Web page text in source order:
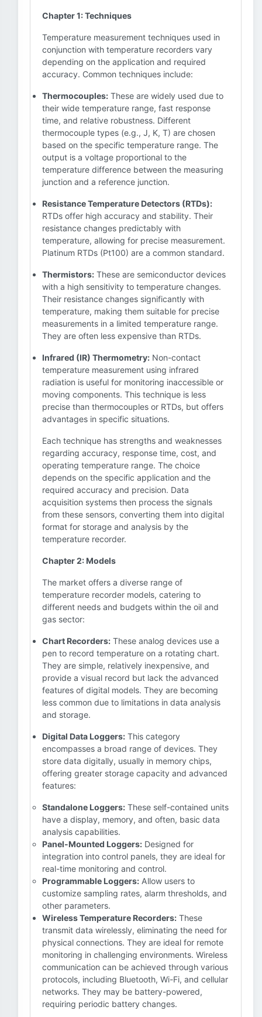
Chapter 1: Techniques
Temperature measurement techniques used in
conjunction with temperature recorders vary
depending on the application and required
accuracy. Common techniques include:
Thermocouples: These are widely used due to
their wide temperature range, fast response
time, and relative robustness. Different
thermocouple types (e.g., J, K, T) are chosen
based on the specific temperature range. The
output is a voltage proportional to the
temperature difference between the measuring
junction and a reference junction.
Resistance Temperature Detectors (RTDs):
RTDs offer high accuracy and stability. Their
resistance changes predictably with
temperature, allowing for precise measurement.
Platinum RTDs (Pt100) are a common standard.
Thermistors: These are semiconductor devices
with a high sensitivity to temperature changes.
Their resistance changes significantly with
temperature, making them suitable for precise
measurements in a limited temperature range.
They are often less expensive than RTDs.
Infrared (IR) Thermometry: Non-contact
temperature measurement using infrared
radiation is useful for monitoring inaccessible or
moving components. This technique is less
precise than thermocouples or RTDs, but offers
advantages in specific situations.
Each technique has strengths and weaknesses
regarding accuracy, response time, cost, and
operating temperature range. The choice
depends on the specific application and the
required accuracy and precision. Data
acquisition systems then process the signals
from these sensors, converting them into digital
format for storage and analysis by the
temperature recorder.
Chapter 2: Models
The market offers a diverse range of
temperature recorder models, catering to
different needs and budgets within the oil and
gas sector:
Chart Recorders: These analog devices use a
pen to record temperature on a rotating chart.
They are simple, relatively inexpensive, and
provide a visual record but lack the advanced
features of digital models. They are becoming
less common due to limitations in data analysis
and storage.
Digital Data Loggers: This category
encompasses a broad range of devices. They
store data digitally, usually in memory chips,
offering greater storage capacity and advanced
features:
Standalone Loggers: These self-contained units
have a display, memory, and often, basic data
analysis capabilities.
Panel-Mounted Loggers: Designed for
integration into control panels, they are ideal for
real-time monitoring and control.
Programmable Loggers: Allow users to
customize sampling rates, alarm thresholds, and
other parameters.
Wireless Temperature Recorders: These
transmit data wirelessly, eliminating the need for
physical connections. They are ideal for remote
monitoring in challenging environments. Wireless
communication can be achieved through various
protocols, including Bluetooth, Wi-Fi, and cellular
networks. They may be battery-powered,
requiring periodic battery changes.